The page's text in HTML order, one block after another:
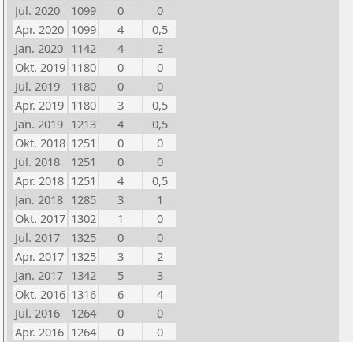
Jul. 2020
1099 0
0
Apr. 2020 1099 4
0,5
Jan. 2020 1142 4
2
Okt. 2019 1180 0
0
Jul. 2019
1180 0
0
Apr. 2019 1180 3
0,5
Jan. 2019 1213 4
0,5
Okt. 2018 1251 0
0
Jul. 2018
1251 0
0
Apr. 2018 1251 4
0,5
Jan. 2018 1285 3
1
Okt. 2017 1302 1
0
Jul. 2017
1325 0
0
Apr. 2017 1325 3
2
Jan. 2017 1342 5
3
Okt. 2016 1316 6
4
Jul. 2016
1264 0
0
Apr. 2016 1264 0
0